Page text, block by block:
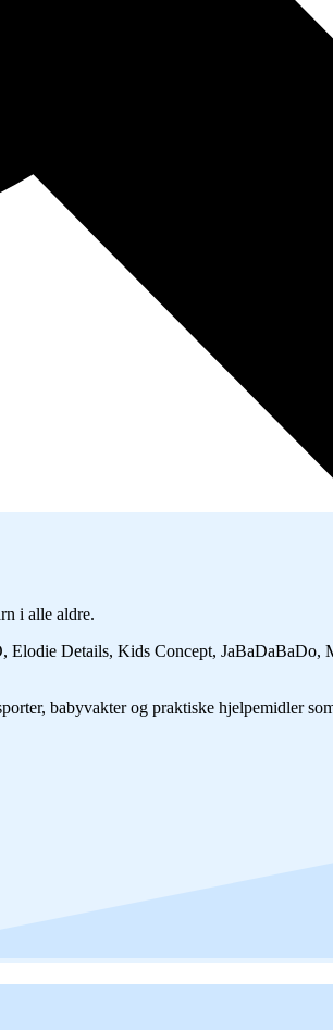
i alle aldre.
Elodie Details, Kids Concept,
babyvakter og praktiske hjelpemidler